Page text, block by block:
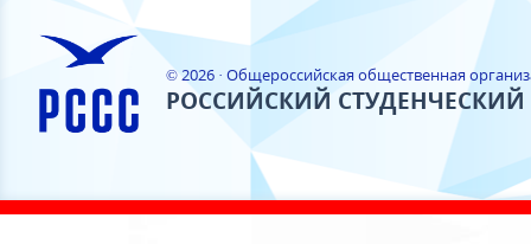
© 2026 · Общероссийская общественная
РОССИЙСКИЙ